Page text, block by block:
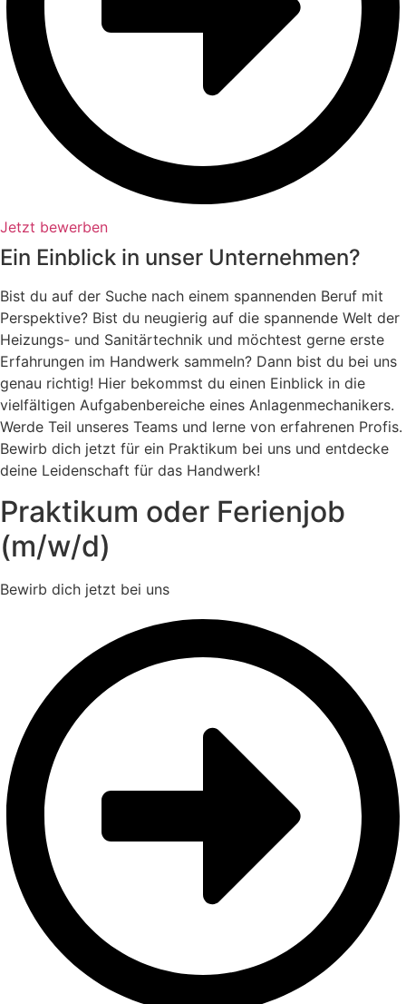
Jetzt bewerben
Ein Einblick in unser Unternehmen?
Bist du auf der Suche nach einem spannenden Beruf mit
Perspektive? Bist du neugierig auf die spannende Welt der
Heizungs- und Sanitärtechnik und möchtest gerne erste
Erfahrungen im Handwerk sammeln? Dann bist du bei uns
genau richtig! Hier bekommst du einen Einblick in die
vielfältigen Aufgabenbereiche eines Anlagenmechanikers.
Werde Teil unseres Teams und lerne von erfahrenen Profis.
Bewirb dich jetzt für ein Praktikum bei uns und entdecke
deine Leidenschaft für das Handwerk!
Praktikum oder Ferienjob
(m/w/d)
Bewirb dich jetzt bei uns